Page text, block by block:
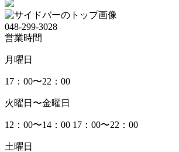
048-299-3028
営業時間
月曜日
17：00〜22：00
火曜日〜金曜日
12：00〜14：00 17：00〜22：00
土曜日